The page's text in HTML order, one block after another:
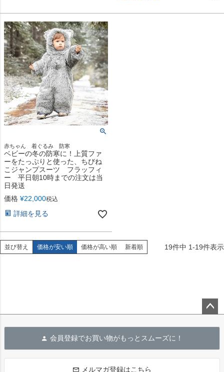
赤ちゃん 着ぐるみ 防寒
ベビーの冬の防寒に！上質ファ
ーをたっぷりと使った、ちびね
こジャンプスーツ フラッフィ
ー 平日朝10時までの注文は当
日発送
価格 ¥22,000税込
詳細を見る
並び替え 価格が安い順 価格が高い順 新着順 19件中 1-19件表示
へ
会員登録でお買い物がもっとスムーズに！
メルマガ登録はこちら